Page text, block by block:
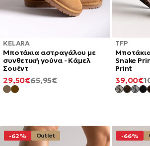
KELARA
Μποτάκια αστραγάλου με
συνθετική γούνα - Κάμελ
Σουέντ
ΚΑΝΟΝΙΚΉ
65,95€
ΕΛΆΧΙΣΤΗ
ΤΙΜΉ
29,50€
TFP
Snake
Print
ΤΙΜΉ
39,00€
-62% Outlet -66%